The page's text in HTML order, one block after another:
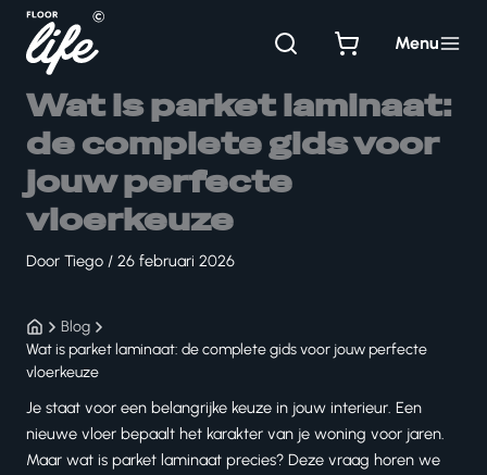
inhoud
Menu
Wat is parket laminaat:
de complete gids voor
jouw perfecte
vloerkeuze
Door Tiego / 26 februari 2026
Blog
Wat is parket laminaat: de complete gids voor jouw perfecte
vloerkeuze
Je staat voor een belangrijke keuze in jouw interieur. Een
nieuwe vloer bepaalt het karakter van je woning voor jaren.
Maar wat is parket laminaat precies? Deze vraag horen we